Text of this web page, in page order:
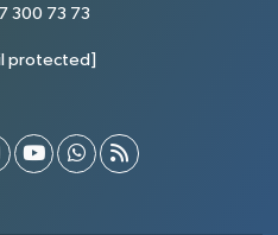
300 73 73
protected]